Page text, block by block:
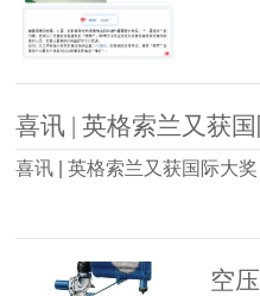
喜讯 | 英格索兰又获国
喜讯 | 英格索兰又获国际大